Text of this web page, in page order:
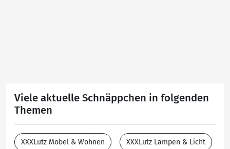
Viele aktuelle Schnäppchen in folgenden
Themen
XXXLutz Möbel & Wohnen XXXLutz Lampen & Licht